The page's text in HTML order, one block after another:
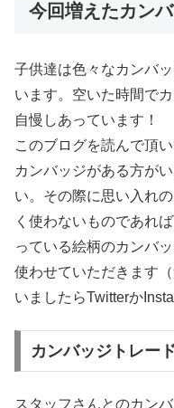
今回増えたカン
子供達は色々なカンバ
います。空いた時間で
自慢しあっています！
このブログを読んで頂
カンバッジがある方が
い。その際に思い入れ
く使わないものであれ
っている絵柄のカンバ
使わせていただきます
いましたらTwitterか
カンバッジトレー
スタッフさんとのカン